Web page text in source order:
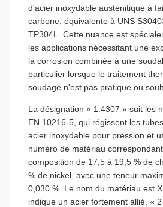
d'acier inoxydable austénitique à
carbone, équivalente à UNS
TP304L. Cette nuance est
les applications nécessitant une
la corrosion combinée à une
particulier lorsque le traitement
soudage n'est pas pratique ou
La désignation « 1.4307 » suit les
EN 10216-5, qui régissent les
acier inoxydable pour pression et
numéro de matériau
composition de 17,5 à 19,5 % de
% de nickel, avec une teneur
0,030 %. Le nom du matériau est
indique un acier fortement allié, «